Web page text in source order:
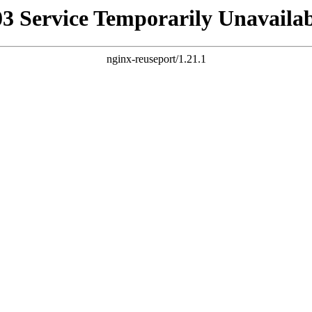
Service Temporarily
nginx-reuseport/1.21.1